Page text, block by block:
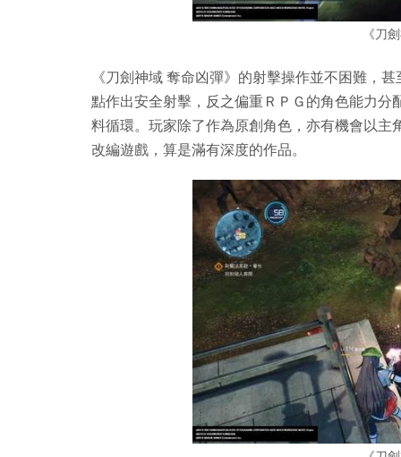
《刀
《刀劍神域 奪命凶彈》的射擊操作並不困難，
點作出安全射擊，反之偏重ＲＰＧ的角色能力
料循環。玩家除了作為原創角色，亦有機會以
改編遊戲，算是滿有深度的作品。